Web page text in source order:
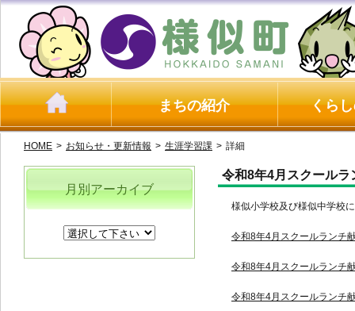
まちの紹介 くら
HOME > お知らせ・更新情報 > 生涯学習課 > 詳細
令和8年4月スクールラ
様似小学校及び様似中学校
令和8年4月スクールランチ
令和8年4月スクールランチ
令和8年4月スクールランチ
月別アーカイブ